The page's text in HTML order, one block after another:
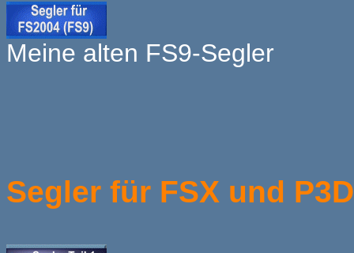
Meine alten FS9-Segler
Segler für FSX und